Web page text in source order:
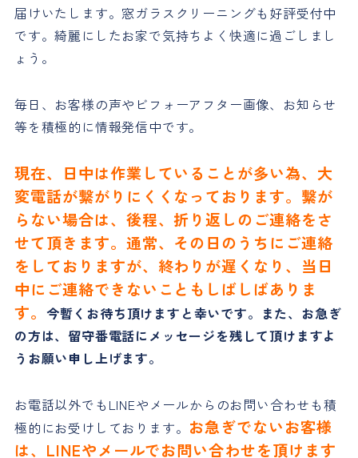
届けいたします。窓ガラスクリーニングも好評受付中
です。綺麗にしたお家で気持ちよく快適に過ごしまし
ょう。
毎日、お客様の声やビフォーアフター画像、お知らせ
等を積極的に情報発信中です。
現在、日中は作業していることが多い為、大
変電話が繋がりにくくなっております。繋が
らない場合は、後程、折り返しのご連絡をさ
せて頂きます。通常、その日のうちにご連絡
をしておりますが、終わりが遅くなり、当日
中にご連絡できないこともしばしばありま
す。 今暫くお待ち頂けますと幸いです。また、お急ぎ
の方は、留守番電話にメッセージを残して頂けますよ
うお願い申し上げます。
お電話以外でもLINEやメールからのお問い合わせも積
極的にお受けしております。 お急ぎでないお客様
は、LINEやメールでお問い合わせを頂けます